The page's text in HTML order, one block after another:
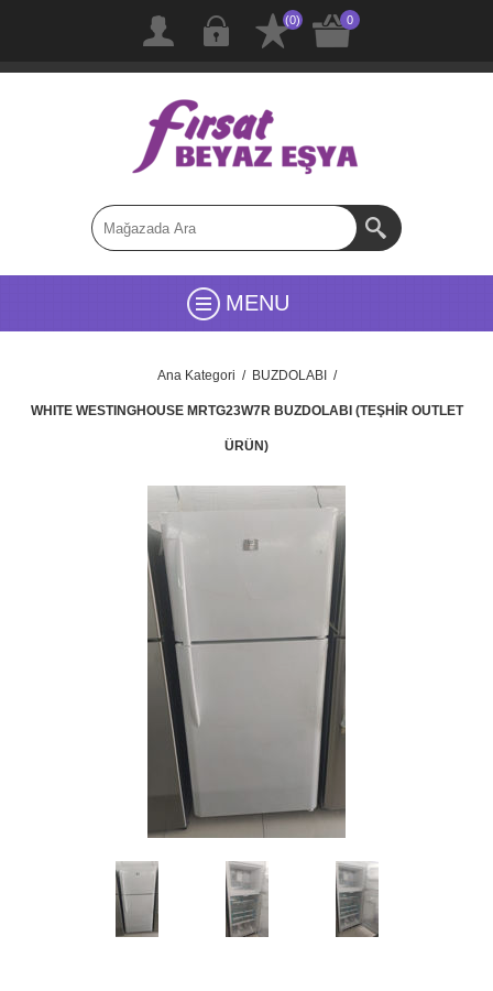
(0) 0
MENU
Ana Kategori / BUZDOLABI /
WHITE WESTINGHOUSE MRTG23W7R BUZDOLABI (TEŞHİR OUTLET
ÜRÜN)